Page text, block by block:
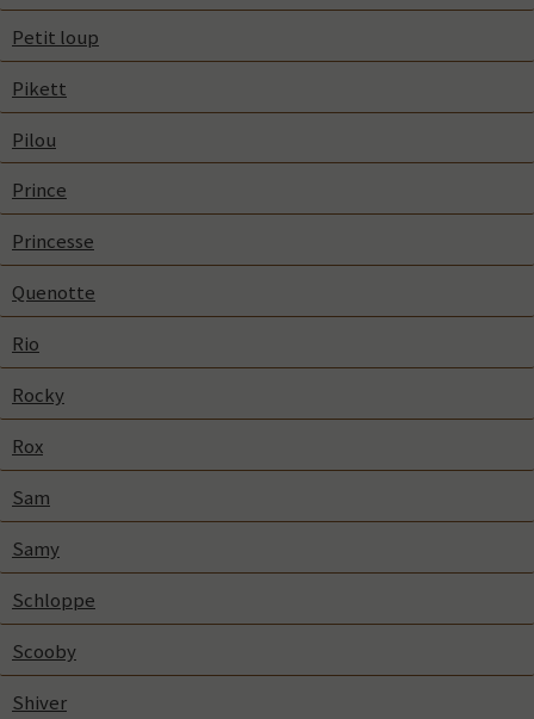
Petit loup
Pikett
Pilou
Prince
Princesse
Quenotte
Rio
Rocky
Rox
Sam
Samy
Schloppe
Scooby
Shiver